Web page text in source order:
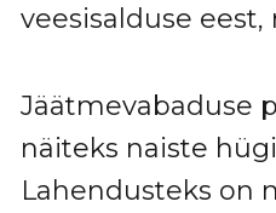
veesisalduse
Jäätmevabaduse
näiteks naiste
Lahendusteks on